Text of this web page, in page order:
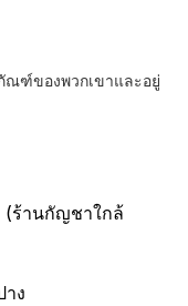
ณฑ์ของพวกเขาและอยู่
(ร้านกัญชาใกล้
ง